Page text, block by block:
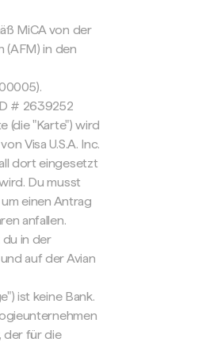
MiCA von der
(AFM) in den
# 2639252
(die "Karte") wird
Visa U.S.A. Inc.
dort eingesetzt
Du musst
einen Antrag
anfallen.
in der
auf der Avian
ist keine Bank.
der für die